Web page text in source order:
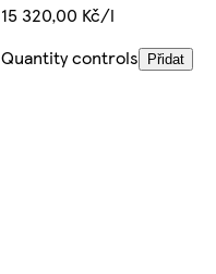
15 320,00 Kč/l
Quantity controls Přidat